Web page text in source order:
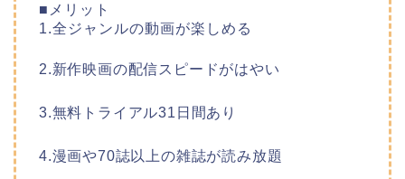
■メリット
1.全ジャンルの動画が楽しめる
2.新作映画の配信スピードがはやい
3.無料トライアル31日間あり
4.漫画や70誌以上の雑誌が読み放題